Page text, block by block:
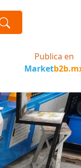
Publica en
Market